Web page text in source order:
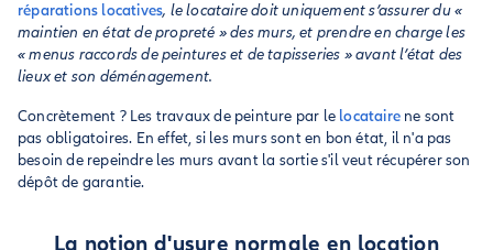
réparations locatives, le locataire doit uniquement s’assurer du «
maintien en état de propreté » des murs, et prendre en charge les
« menus raccords de peintures et de tapisseries » avant l’état des
lieux et son déménagement.
Concrètement ? Les travaux de peinture par le locataire ne sont
pas obligatoires. En effet, si les murs sont en bon état, il n'a pas
besoin de repeindre les murs avant la sortie s'il veut récupérer son
dépôt de garantie.
La notion d'usure normale en location